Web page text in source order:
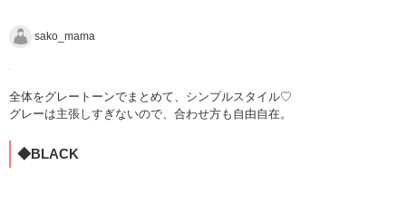
sako_mama
全体をグレートーンでまとめて、シンプルスタイル♡
グレーは主張しすぎないので、合わせ方も自由自在。
◆BLACK